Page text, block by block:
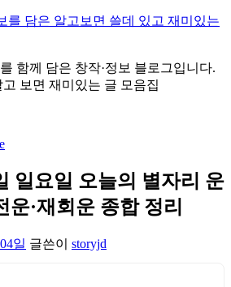
를 담은 알고보면 쓸데 있고 재미있는
함께 담은 창작·정보 블로그입니다.
보면 재미있는 글 모음집
일요일 오늘의 별자리 운
운·재회운 종합 정리
일 글쓴이 storyjd